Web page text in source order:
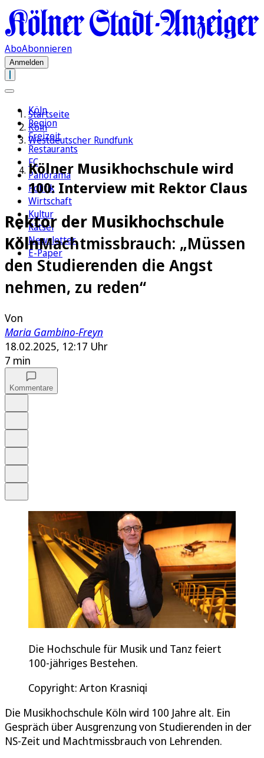
AboAbonnieren
Anmelden
Köln
Region
Freizeit
Restaurants
FC
Panorama
Politik
Wirtschaft
Kultur
Rätsel
Newsletter
E-Paper
Startseite
Köln
Westdeutscher Rundfunk
Kölner Musikhochschule wird
100: Interview mit Rektor Claus
Rektor der Musikhochschule
KölnMachtmissbrauch: „Müssen
den Studierenden die Angst
nehmen, zu reden“
Von
Maria Gambino-Freyn
18.02.2025, 12:17 Uhr
7 min
Kommentare
Die Hochschule für Musik und Tanz feiert
100-jähriges Bestehen.
Copyright: Arton Krasniqi
Die Musikhochschule Köln wird 100 Jahre alt. Ein
Gespräch über Ausgrenzung von Studierenden in der
NS-Zeit und Machtmissbrauch von Lehrenden.